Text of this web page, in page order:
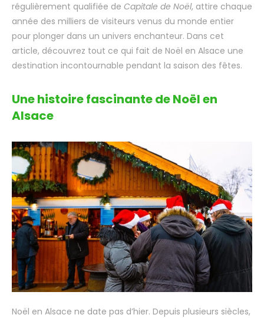
régulièrement qualifiée de Capitale de Noël, attire chaque
année des milliers de visiteurs venus du monde entier
pour plonger dans un univers enchanteur. Dans cet
article, découvrez tout ce qui fait de Noël en Alsace une
destination incontournable pendant la saison des fêtes.
Une histoire fascinante de Noël en
Alsace
Noël en Alsace ne date pas d’hier. Depuis plusieurs siècles,